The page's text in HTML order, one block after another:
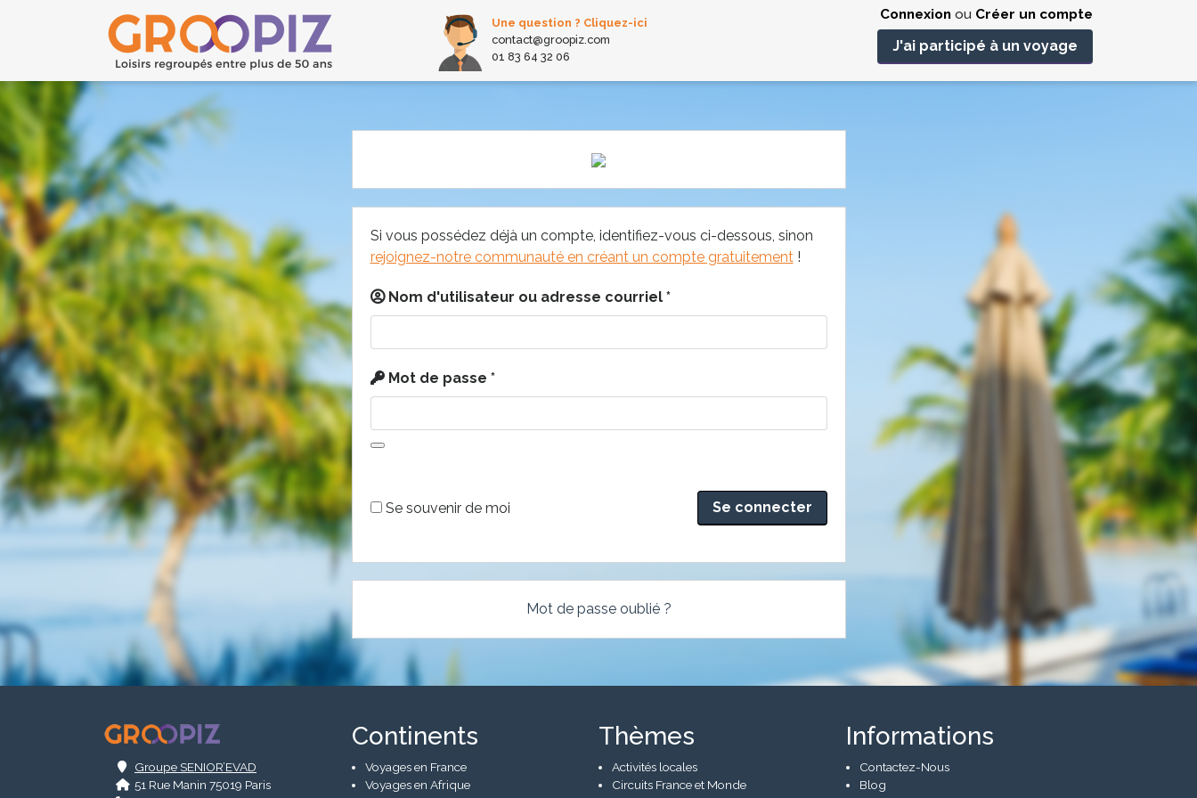
Une question ? Cliquez-ici
contact@groopiz.com
01 83 64 32 06
Connexionou Créer un compte
J'ai participé à un voyage
Si vous possédez déjà un compte, identifiez-vous ci-dessous, sinon
rejoignez-notre communauté en créant un compte gratuitement!
Nom d'utilisateur ou adresse courriel *
Mot de passe *
Alternative:
Se souvenir de moi
Mot de passe oublié ?
Groupe SENIOR’EVAD
51 Rue Manin 75019 Paris
Continents
Voyages en France
Voyages en Afrique
Thèmes
Activités locales
Circuits France et Monde
Informations
Contactez-Nous
Blog